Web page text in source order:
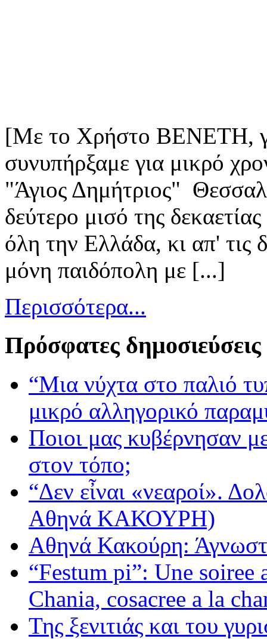
[Με το Χρήστο ΒΕΝΕΤΗ,
συνυπήρξαμε για μικρό
"Άγιος Δημήτριος"
δεύτερο μισό της
όλη την Ελλάδα, κι απ' τις
μόνη παιδόπολη με [...]
Περισσότερα...
Πρόσφατες δημοσιεύσεις
“Μια νύχτα στο παλιό
μικρό αλληγορικό
Ποιοι μας κυβέρνησαν
στον τόπο;
“Δεν εἶναι «νεαροί».
Αθηνά ΚΑΚΟΥΡΗ)
Αθηνά Κακούρη:
“Festum pi”: Une soiree
Chania, cosacree a la
Της ξενιτιάς και του